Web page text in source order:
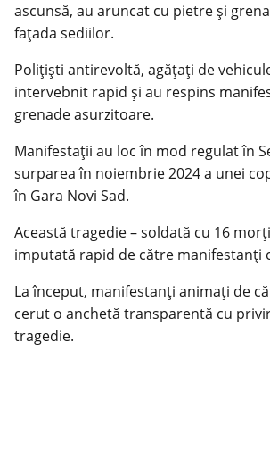
ascunsă, au aruncat cu pietre şi
faţada sediilor.
Poliţişti antirevoltă, agăţaţi de
intervebnit rapid şi au respins
grenade asurzitoare.
Manifestaţii au loc în mod regulat în
surparea în noiembrie 2024 a unei
în Gara Novi Sad.
Această tragedie – soldată cu 16
imputată rapid de către manifestanţi
La început, manifestanţi animaţi de
cerut o anchetă transparentă cu
tragedie.